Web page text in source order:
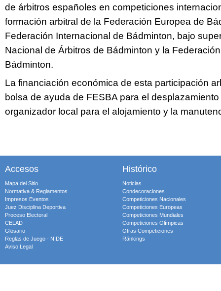
de árbitros españoles en competiciones
formación arbitral de la Federación Europea de
Federación Internacional de Bádminton, bajo
Nacional de Árbitros de Bádminton y la
Bádminton.
La financiación económica de esta participación
bolsa de ayuda de FESBA para el
organizador local para el alojamiento y la
Accesos
Mapa del Sitio
Normativa & Reglamentos
Impresos Eventos
Juez Disciplina Deportiva
Proceso Electoral
CELAD
Glosario
Reglas de Juego - NIDE
Aviso Legal
Histórico
Noticias
Condecoraciones
Competiciones Nacionales
Competiciones Europeas
Competiciones Mundiales
Competiciones Olímpicas
Otras Competiciones
Ránkings